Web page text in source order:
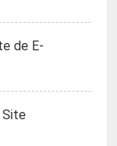
de E-
Site